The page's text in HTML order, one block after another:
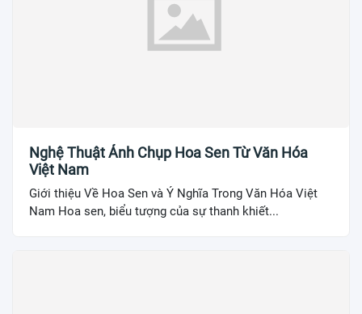
Nghệ Thuật Ảnh Chụp Hoa Sen Từ Văn Hóa
Việt Nam
Giới thiệu Về Hoa Sen và Ý Nghĩa Trong Văn Hóa Việt
Nam Hoa sen, biểu tượng của sự thanh khiết...